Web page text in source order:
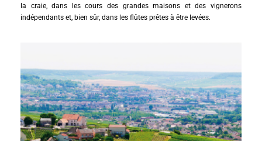
la craie, dans les cours des grandes maisons et des vignerons
indépendants et, bien sûr, dans les flûtes prêtes à être levées.